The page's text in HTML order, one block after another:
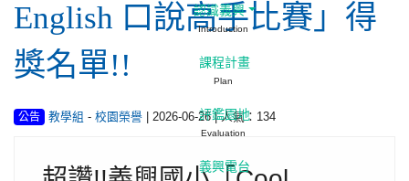
English 口說高手比賽」得
獎名單!!
公告 教學組 - 校園榮譽| 2026-06-26 | 人氣：134
認識義興
Introduction
課程計畫
Plan
評鑑園地
Evaluation
義興電台